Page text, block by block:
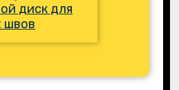
диск для
швов